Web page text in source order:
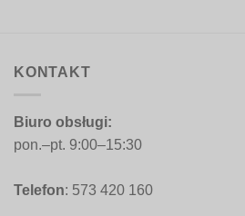
KONTAKT
Biuro obsługi:
pon.–pt. 9:00–15:30
Telefon: 573 420 160